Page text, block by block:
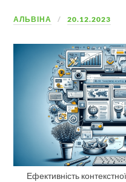
АЛЬВІНА 20.12.2023
Ефективність